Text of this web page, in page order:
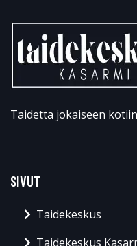
Taidetta jokaiseen
SIVUT
Taidekeskus
Taidekeskus